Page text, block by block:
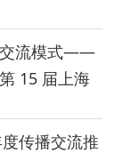
交流模式——
15 届上海
传播交流推